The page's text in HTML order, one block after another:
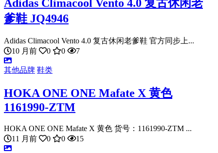
Adidas Climacool Vento 4.0 复古休闲老
爹鞋 JQ4946
Adidas Climacool Vento 4.0 复古休闲老爹鞋 官方同步上...
10 月前
0 0 7
其他品牌 鞋类
HOKA ONE ONE Mafate X 黄色
1161990-ZTM
HOKA ONE ONE Mafate X 黄色 货号：1161990-ZTM ...
11 月前
0 0 15